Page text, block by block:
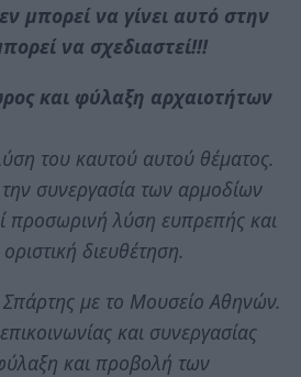
μπορεί να γίνει αυτό στην
να σχεδιαστεί!!!
και φύλαξη αρχαιοτήτων
του καυτού αυτού θέματος.
την συνεργασία των αρμοδίων
προσωρινή λύση ευπρεπής και
διευθέτηση.
με το Μουσείο Αθηνών.
και συνεργασίας
και προβολή των